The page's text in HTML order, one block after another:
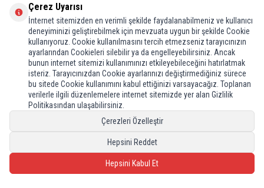
Sosyal medyaya özel kampanya ve indirimlerden haberdar olun!
Çerez Uyarısı
İnternet sitemizden en verimli şekilde faydalanabilmeniz ve kullanıcı
deneyiminizi geliştirebilmek için mevzuata uygun bir şekilde Cookie
kullanıyoruz. Cookie kullanılmasını tercih etmezseniz tarayıcınızın
ayarlarından Cookieleri silebilir ya da engelleyebilirsiniz. Ancak
bunun internet sitemizi kullanımınızı etkileyebileceğini hatırlatmak
isteriz. Tarayıcınızdan Cookie ayarlarınızı değiştirmediğiniz sürece
bu sitede Cookie kullanımını kabul ettiğinizi varsayacağız. Toplanan
verilerle ilgili düzenlemelere internet sitemizde yer alan Gizlilik
Politikasından ulaşabilirsiniz.
Çerezleri Özelleştir
Hepsini Reddet
Hepsini Kabul Et